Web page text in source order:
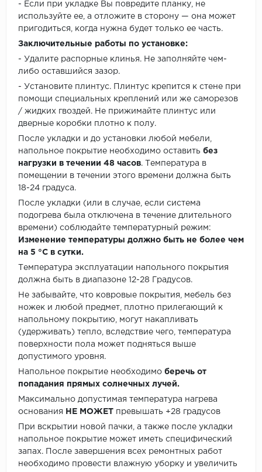
- Если при укладке Вы повредите планку, не
используйте ее, а отложите в сторону — она может
пригодиться, когда нужна будет только ее часть.
Заключительные работы по установке:
- Удалите распорные клинья. Не заполняйте чем-
либо оставшийся зазор.
- Установите плинтус. Плинтус крепится к стене при
помощи специальных креплений или же саморезов
/ жидких гвоздей. Не прижимайте плинтус или
дверные коробки плотно к полу.
После укладки и до установки любой мебели,
напольное покрытие необходимо оставить без
нагрузки в течении 48 часов. Температура в
помещении в течении этого времени должна быть
18-24 градуса.
После укладки (или в случае, если система
подогрева была отключена в течение длительного
времени) соблюдайте температурный режим:
Изменение температуры должно быть не более чем
на 5 °C в сутки.
Температура эксплуатации напольного покрытия
должна быть в диапазоне 12-28 Градусов.
Не забывайте, что ковровые покрытия, мебель без
ножек и любой предмет, плотно прилегающий к
напольному покрытию, могут накапливать
(удерживать) тепло, вследствие чего, температура
поверхности пола может подняться выше
допустимого уровня.
Напольное покрытие необходимо беречь от
попадания прямых солнечных лучей.
Максимально допустимая температура нагрева
основания
НЕ МОЖЕТ превышать +28 градусов
При вскрытии новой пачки, а также после укладки
напольное покрытие может иметь специфический
запах. После завершения всех ремонтных работ
необходимо провести влажную уборку и увеличить